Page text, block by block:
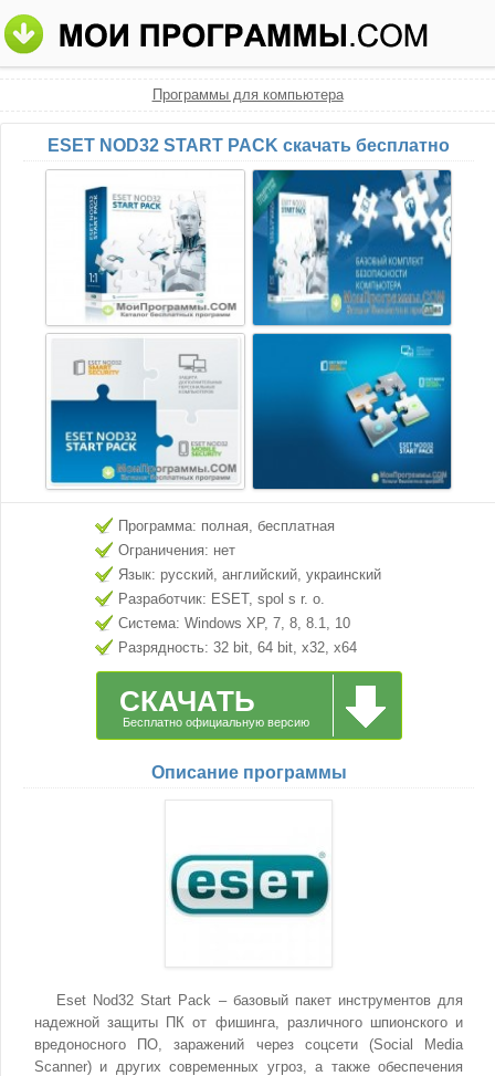
Программы для компьютера
ESET NOD32 START PACK скачать бесплатно
Программа: полная, бесплатная
Ограничения: нет
Язык: русский, английский, украинский
Разработчик: ESET, spol s r. o.
Система: Windows XP, 7, 8, 8.1, 10
Разрядность: 32 bit, 64 bit, x32, x64
СКАЧАТЬ
Бесплатно официальную версию
Описание программы
Eset Nod32 Start Pack – базовый пакет инструментов для
надежной защиты ПК от фишинга, различного шпионского и
вредоносного ПО, заражений через соцсети (Social Media
Scanner) и других современных угроз, а также обеспечения